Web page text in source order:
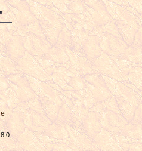
8,0